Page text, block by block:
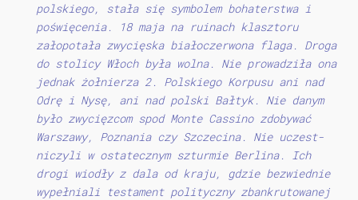
polskiego, stała się symbolem bohaterstwa i
poświęcenia. 18 maja na ruinach klasztoru
załopotała zwycięska białoczerwona flaga. Droga
do stolicy Włoch była wolna. Nie prowadziła ona
jednak żołnierza 2. Polskiego Korpusu ani nad
Odrę i Nysę, ani nad polski Bałtyk. Nie danym
było zwycięzcom spod Monte Cassino zdobywać
Warszawy, Poznania czy Szczecina. Nie uczest­
niczyli w ostatecznym szturmie Berlina. Ich
drogi wiodły z dala od kraju, gdzie bezwiednie
wypełniali testament polityczny zbankrutowanej